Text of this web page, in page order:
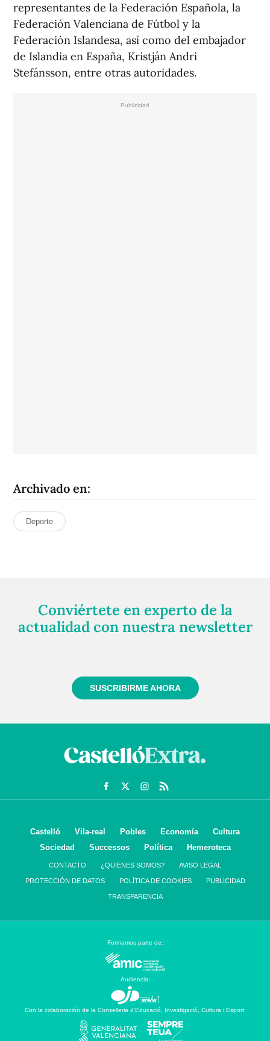
representantes de la Federación Española, la
Federación Valenciana de Fútbol y la
Federación Islandesa, así como del embajador
de Islandia en España, Kristján Andri
Stefánsson, entre otras autoridades.
Archivado en:
Deporte
Conviértete en experto de la
actualidad con nuestra newsletter
SUSCRIBIRME AHORA
Castelló Vila-real Pobles Economía
Cultura
Sociedad
Successos Política Hemeroteca
CONTACTO ¿QUIENES SOMOS? AVISO LEGAL
PROTECCIÓN DE DATOS POLÍTICA DE COOKIES PUBLICIDAD
TRANSPARENCIA
Formamos parte de:
Audiencia:
Con la colaboración de la Conselleria d’Educació, Investigació, Cultura i Esport: